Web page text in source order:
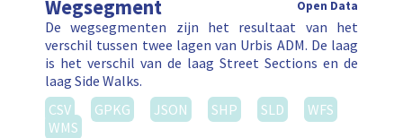
Wegsegment Open Data
De wegsegmenten zijn het resultaat van het
verschil tussen twee lagen van Urbis ADM. De laag
is het verschil van de laag Street Sections en de
laag Side Walks.
CSV
GPKG JSON SHP SLD
WFS
WMS